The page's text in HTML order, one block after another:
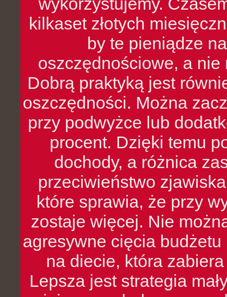
kilkaset złotych
by te pieniądze
oszczędnościowe, a nie
Dobrą praktyką jest
oszczędności. Można
przy podwyżce lub
procent. Dzięki temu
dochody, a różnica
przeciwieństwo
które sprawia, że przy
zostaje więcej. Nie
agresywne cięcia
na diecie, która
Lepsza jest strategia